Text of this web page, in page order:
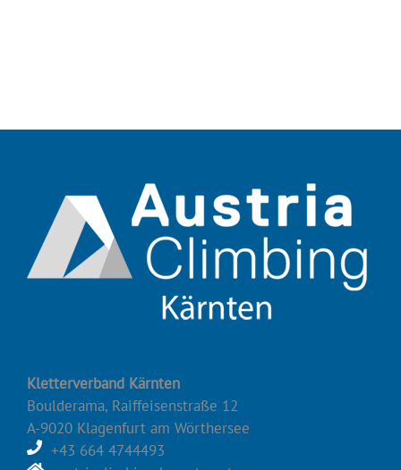
Kletterverband Kärnten
Boulderama, Raiffeisenstraße 12
A-9020 Klagenfurt am Wörthersee
+43 664 4744493